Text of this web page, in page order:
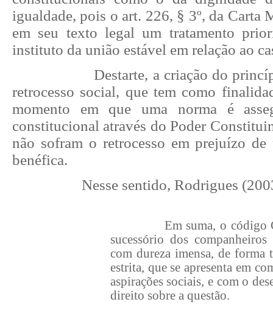
igualdade, pois o art. 226, § 3º, da Carta
em seu texto legal um tratamento
instituto da união estável em relação ao
Destarte, a criação do
retrocesso social, que tem como
momento em que uma norma é
constitucional através do Poder
não sofram o retrocesso em prejuízo de
benéfica.
Nesse sentido, Rodrigues
Em suma, o
sucessório dos
com dureza imensa, de forma
estrita, que se apresenta em
aspirações sociais, e com o
direito sobre a questão.